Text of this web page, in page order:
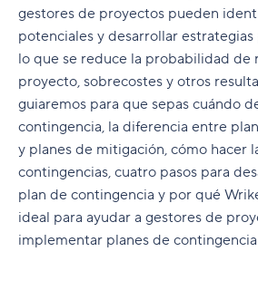
gestores de proyectos pueden
potenciales y desarrollar
lo que se reduce la probabilidad de
proyecto, sobrecostes y otros
guiaremos para que sepas cuándo
contingencia, la diferencia entre
y planes de mitigación, cómo hacer
contingencias, cuatro pasos para
plan de contingencia y por qué
ideal para ayudar a gestores de
implementar planes de